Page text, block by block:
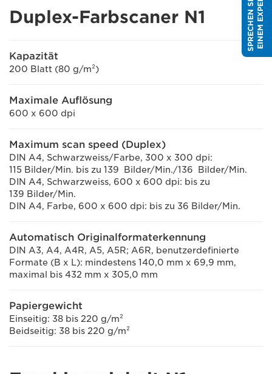
Duplex-Farbscaner N1
Kapazität
200 Blatt (80 g/m²)
Maximale Auflösung
600 x 600 dpi
Maximum scan speed (Duplex)
DIN A4, Schwarzweiss/Farbe, 300 x 300 dpi:
115 Bilder/Min. bis zu 139 Bilder/Min./136 Bilder/Min.
DIN A4, Schwarzweiss, 600 x 600 dpi: bis zu
139 Bilder/Min.
DIN A4, Farbe, 600 x 600 dpi: bis zu 36 Bilder/Min.
Automatisch Originalformaterkennung
DIN A3, A4, A4R, A5, A5R; A6R, benutzerdefinierte
Formate (B x L): mindestens 140,0 mm x 69,9 mm,
maximal bis 432 mm x 305,0 mm
Papiergewicht
Einseitig: 38 bis 220 g/m²
Beidseitig: 38 bis 220 g/m²
N